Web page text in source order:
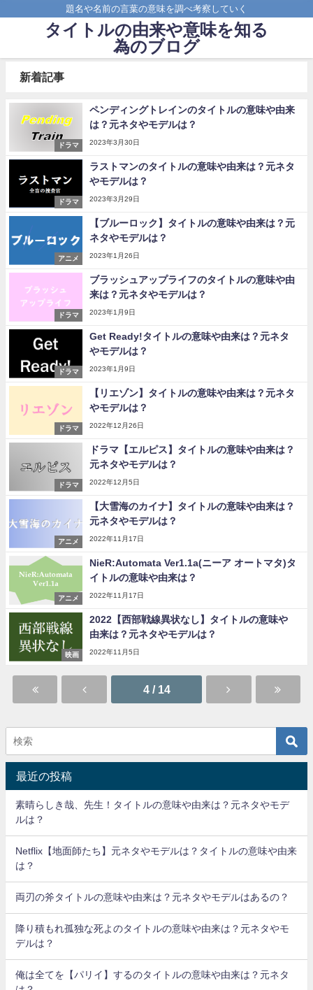
題名や名前の言葉の意味を調べ考察していく
タイトルの由来や意味を知る
為のブログ
新着記事
ドラマ
ペンディングトレインのタイトルの意味や由来
は？元ネタやモデルは？
2023年3月30日
ドラマ
ラストマンのタイトルの意味や由来は？元ネタ
やモデルは？
2023年3月29日
アニメ
【ブルーロック】タイトルの意味や由来は？元
ネタやモデルは？
2023年1月26日
ドラマ
ブラッシュアップライフのタイトルの意味や由
来は？元ネタやモデルは？
2023年1月9日
ドラマ
Get Ready!タイトルの意味や由来は？元ネタ
やモデルは？
2023年1月9日
ドラマ
【リエゾン】タイトルの意味や由来は？元ネタ
やモデルは？
2022年12月26日
ドラマ
ドラマ【エルピス】タイトルの意味や由来は？
元ネタやモデルは？
2022年12月5日
アニメ
【大雪海のカイナ】タイトルの意味や由来は？
元ネタやモデルは？
2022年11月17日
アニメ
NieR:Automata Ver1.1a(ニーア オートマタ)タ
イトルの意味や由来は？
2022年11月17日
映画
2022【西部戦線異状なし】タイトルの意味や
由来は？元ネタやモデルは？
2022年11月5日
4 / 14
最近の投稿
素晴らしき哉、先生！タイトルの意味や由来は？元ネタやモデ
ルは？
Netflix【地面師たち】元ネタやモデルは？タイトルの意味や由来
は？
両刃の斧タイトルの意味や由来は？元ネタやモデルはあるの？
降り積もれ孤独な死よのタイトルの意味や由来は？元ネタやモ
デルは？
俺は全てを【パリイ】するのタイトルの意味や由来は？元ネタ